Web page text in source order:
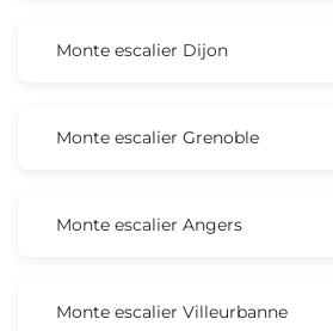
Monte escalier Dijon
Monte escalier Grenoble
Monte escalier Angers
Monte escalier Villeurbanne